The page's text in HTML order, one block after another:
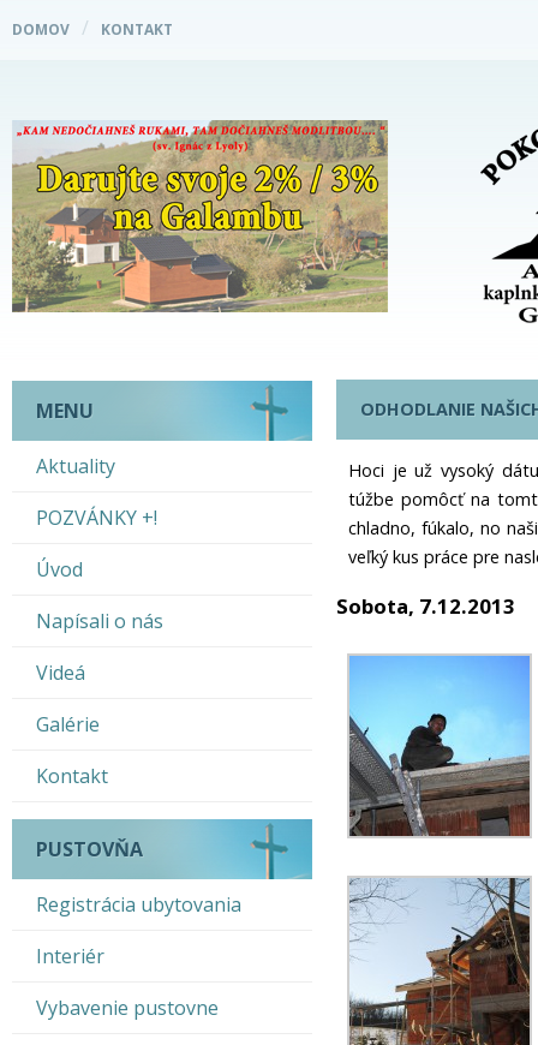
DOMOV KONTAKT
MENU
Aktuality
POZVÁNKY +!
Úvod
Napísali o nás
Videá
Galérie
Kontakt
PUSTOVŇA
Registrácia ubytovania
Interiér
Vybavenie pustovne
ODHODLANIE
Hoci je už vysoký
túžbe pomôcť na
chladno, fúkalo, no
veľký kus práce pre
Sobota, 7.12.2013